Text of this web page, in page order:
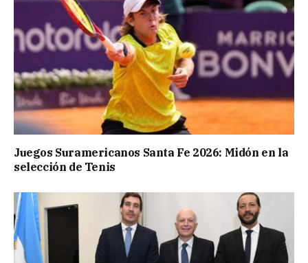
Juegos Suramericanos Santa Fe 2026: Midón en la
selección de Tenis